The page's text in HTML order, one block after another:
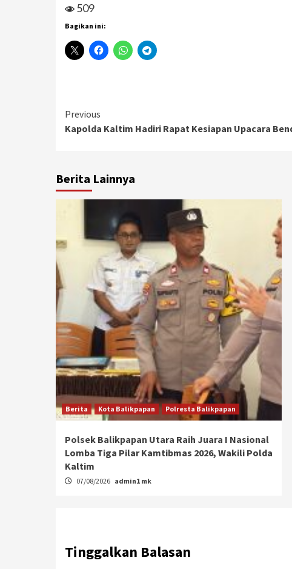
509
Bagikan ini:
Continue
Reading
Previous
Kapolda Kaltim Hadiri Rapat Kesiapan Upacara
Berita Lainnya
Berita Kota Balikpapan Polresta Balikpapan
Polsek Balikpapan Utara Raih Juara I Nasional
Lomba Tiga Pilar Kamtibmas 2026, Wakili Polda
Kaltim
07/08/2026 admin1 mk
Tinggalkan Balasan